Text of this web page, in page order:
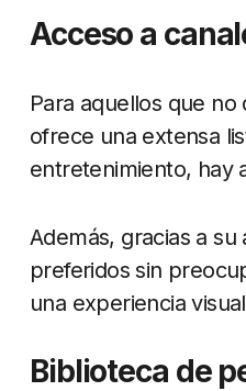
Acceso a
Para aquellos que
ofrece una extensa
entretenimiento, hay
Además, gracias a
preferidos sin
una experiencia
Biblioteca de